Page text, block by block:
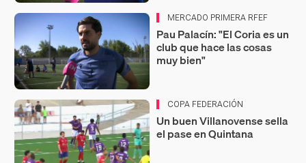
MERCADO PRIMERA RFEF
Pau Palacín: "El Coria es un
club que hace las cosas
muy bien"
COPA FEDERACIÓN
Un buen Villanovense sella
el pase en Quintana